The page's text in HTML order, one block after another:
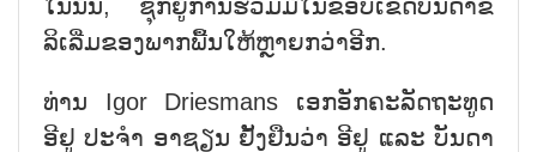
ໃນນັ້ນ, ຊຸກຍູ້ການຮ່ວມມືໃນຂອບເຂດບັນດາຂໍ້
ລິເລີ່ມຂອງພາກພື້ນໃຫ້ຫຼາຍກວ່າອີກ.
ທ່ານ Igor Driesmans ເອກອັກຄະລັດຖະທູດ
ອີຢູ ປະຈຳ ອາຊຽນ ຢັ້ງຢືນວ່າ ອີຢູ ແລະ ບັນດາ